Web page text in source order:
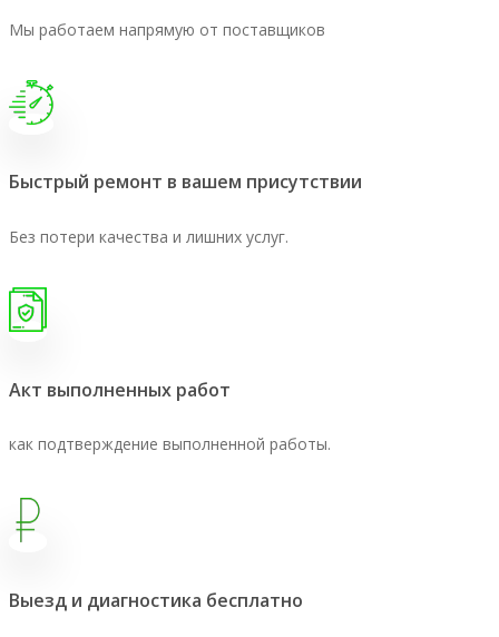
Мы работаем напрямую от поставщиков
Быстрый ремонт в вашем присутствии
Без потери качества и лишних услуг.
Акт выполненных работ
как подтверждение выполненной работы.
Выезд и диагностика бесплатно